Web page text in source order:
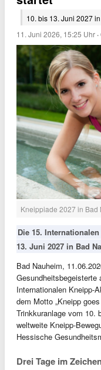
10. bis 13. Juni 2027
11. Juni 2026, 15:25 Uhr ·
Kneippiade 2027 in Bad
Die 15.
13. Juni 2027 in Bad
Bad Nauheim,
Internationalen Kneipp-
dem Motto „Kneipp
Trinkkuranlage vom 10.
weltweite Kneipp-
Hessische
Drei Tage im